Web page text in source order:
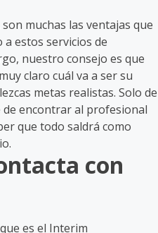
muchas las ventajas que
estos servicios de
nuestro consejo es que
claro cuál va a ser su
metas realistas. Solo de
encontrar al profesional
que todo saldrá como
con
es el Interim